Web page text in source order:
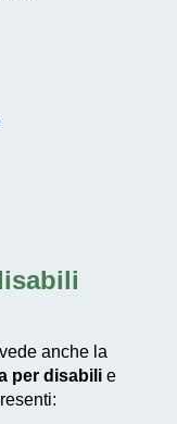
anche la
per disabili e